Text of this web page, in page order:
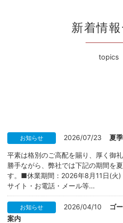
新着情
topics
お知らせ 2026/07/23 夏
平素は格別のご高配を賜り、厚く御
勝手ながら、弊社では下記の期間を
す。■休業期間：2026年8月11日(
サイト・お電話・メール等...
お知らせ 2026/04/10
ゴ
案内